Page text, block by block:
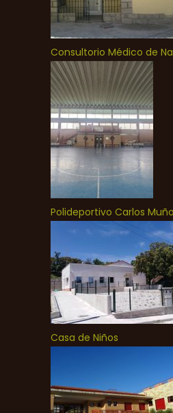
Consultorio Médico de
Polideportivo Carlos
Casa de Niños